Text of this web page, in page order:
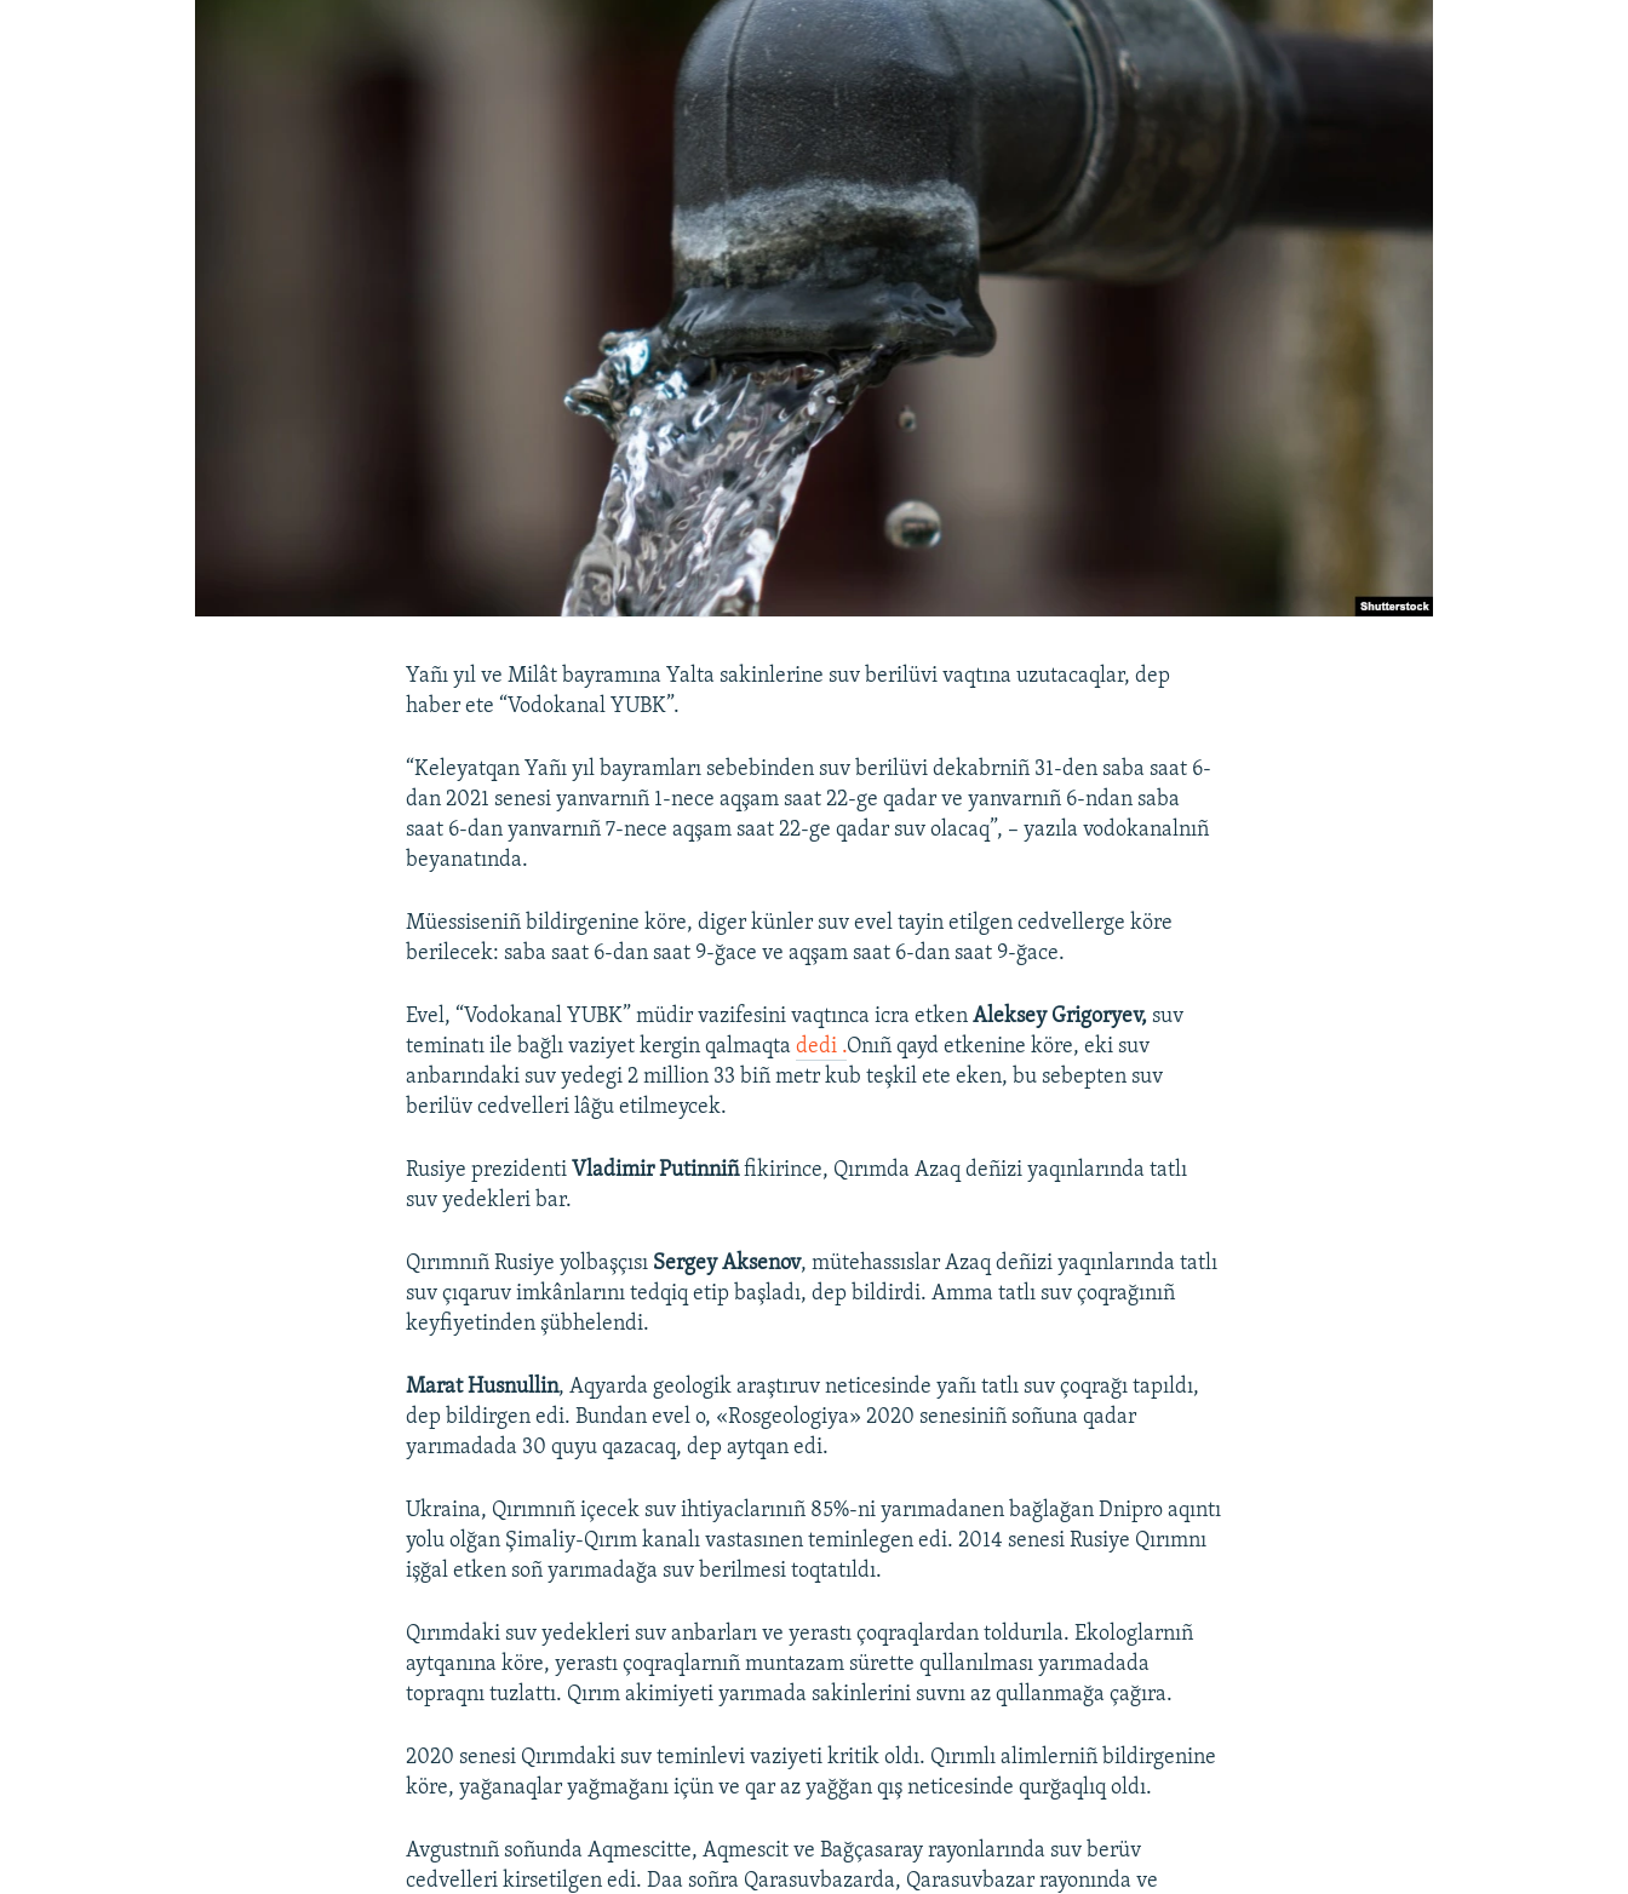
Yañı yıl ve Milât bayramına Yalta sakinlerine suv berilüvi vaqtına uzutacaqlar, dep
haber ete “Vodokanal YUBK”.
“Keleyatqan Yañı yıl bayramları sebebinden suv berilüvi dekabrniñ 31-den saba saat 6-
dan 2021 senesi yanvarnıñ 1-nece aqşam saat 22-ge qadar ve yanvarnıñ 6-ndan saba
saat 6-dan yanvarnıñ 7-nece aqşam saat 22-ge qadar suv olacaq”, – yazıla vodokanalnıñ
beyanatında.
Müessiseniñ bildirgenine köre, diger künler suv evel tayin etilgen cedvellerge köre
berilecek: saba saat 6-dan saat 9-ğace ve aqşam saat 6-dan saat 9-ğace.
Evel, “Vodokanal YUBK” müdir vazifesini vaqtınca icra etkenAleksey Grigoryev,suv
teminatı ile bağlı vaziyet kergin qalmaqtadedi .Onıñ qayd etkenine köre, eki suv
anbarındaki suv yedegi 2 million 33 biñ metr kub teşkil ete eken, bu sebepten suv
berilüv cedvelleri lâğu etilmeycek.
Rusiye prezidenti Vladimir Putinniñfikirince, Qırımda Azaq deñizi yaqınlarında tatlı
suv yedekleri bar.
Qırımnıñ Rusiye yolbaşçısı Sergey Aksenov, mütehassıslar Azaq deñizi yaqınlarında tatlı
suv çıqaruv imkânlarını tedqiq etip başladı, dep bildirdi. Amma tatlı suv çoqrağınıñ
keyfiyetinden şübhelendi.
Marat Husnullin, Aqyarda geologik araştıruv neticesinde yañı tatlı suv çoqrağı tapıldı,
dep bildirgen edi. Bundan evel o, «Rosgeologiya» 2020 senesiniñ soñuna qadar
yarımadada 30 quyu qazacaq, dep aytqan edi.
Ukraina, Qırımnıñ içecek suv ihtiyaclarınıñ 85%-ni yarımadanen bağlağan Dnipro aqıntı
yolu olğan Şimaliy-Qırım kanalı vastasınen teminlegen edi. 2014 senesi Rusiye Qırımnı
işğal etken soñ yarımadağa suv berilmesi toqtatıldı.
Qırımdaki suv yedekleri suv anbarları ve yerastı çoqraqlardan toldurıla. Ekologlarnıñ
aytqanına köre, yerastı çoqraqlarnıñ muntazam sürette qullanılması yarımadada
topraqnı tuzlattı. Qırım akimiyeti yarımada sakinlerini suvnı az qullanmağa çağıra.
2020 senesi Qırımdaki suv teminlevi vaziyeti kritik oldı. Qırımlı alimlerniñ bildirgenine
köre, yağanaqlar yağmağanı içün ve qar az yağğan qış neticesinde qurğaqlıq oldı.
Avgustnıñ soñunda Aqmescitte, Aqmescit ve Bağçasaray rayonlarında suv berüv
cedvelleri kirsetilgen edi. Daa soñra Qarasuvbazarda, Qarasuvbazar rayonında ve